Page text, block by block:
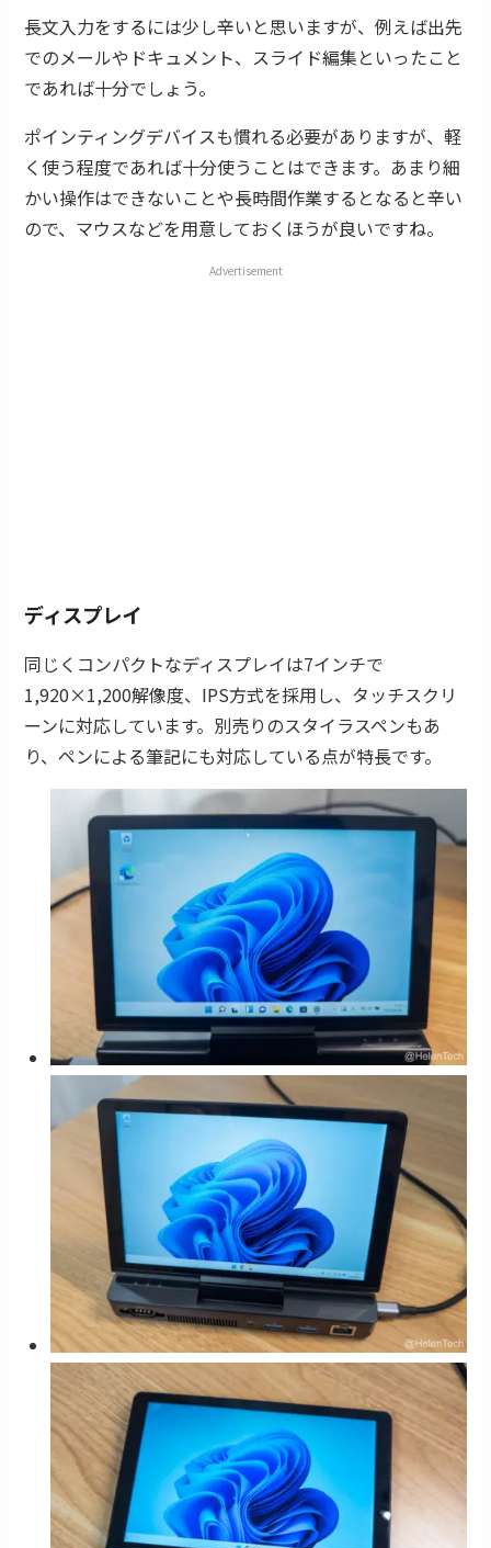
長文入力をするには少し辛いと思いますが、例えば出先
でのメールやドキュメント、スライド編集といったこと
であれば十分でしょう。
ポインティングデバイスも慣れる必要がありますが、軽
く使う程度であれば十分使うことはできます。あまり細
かい操作はできないことや長時間作業するとなると辛い
ので、マウスなどを用意しておくほうが良いですね。
Advertisement
ディスプレイ
同じくコンパクトなディスプレイは7インチで
1,920×1,200解像度、IPS方式を採用し、タッチスクリ
ーンに対応しています。別売りのスタイラスペンもあ
り、ペンによる筆記にも対応している点が特長です。